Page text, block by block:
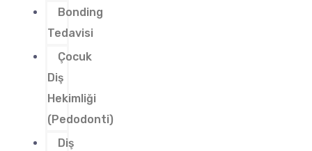
Bonding
Tedavisi
Çocuk
Diş
Hekimliği
(Pedodonti)
Diş